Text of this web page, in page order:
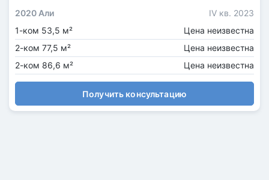
2020 Али
IV кв. 2023
1-ком 53,5 м²
Цена неизвестна
2-ком 77,5 м²
Цена неизвестна
2-ком 86,6 м²
Цена неизвестна
Получить консультацию